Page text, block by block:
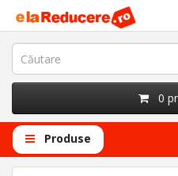
0
Produse